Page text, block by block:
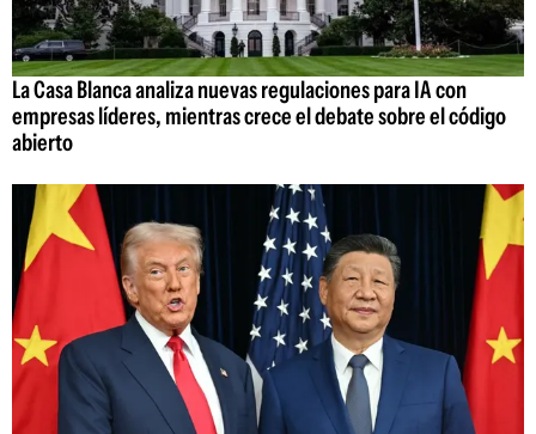
La Casa Blanca analiza nuevas regulaciones para IA con
empresas líderes, mientras crece el debate sobre el código
abierto